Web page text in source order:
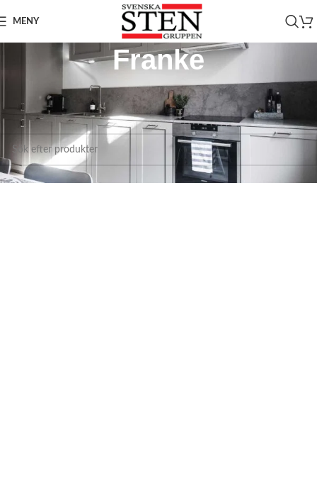
MENY
Franke
Diskhoar, Blandare/ Diskhoar/ Franke
Inga produkter hittades som motsvarar ditt val.